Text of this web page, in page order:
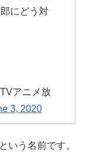
にどう対
アニメ放
3, 2020
いう名前です。